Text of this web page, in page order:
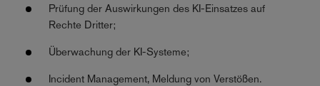
Prüfung der Auswirkungen des KI-Einsatzes auf
Rechte Dritter;
Überwachung der KI-Systeme;
Incident Management, Meldung von Verstößen.